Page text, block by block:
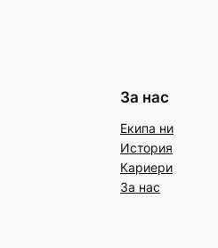
За нас
Екипа ни
История
Кариери
За нас